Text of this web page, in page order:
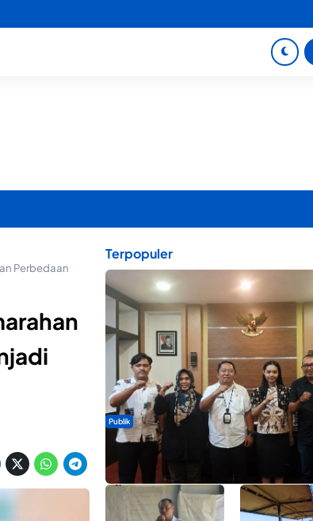
Perbedaan
Terpopuler
Publik
Dua Talenta Muda Ternate Wakili
Gita Bahana Nusantara 2026